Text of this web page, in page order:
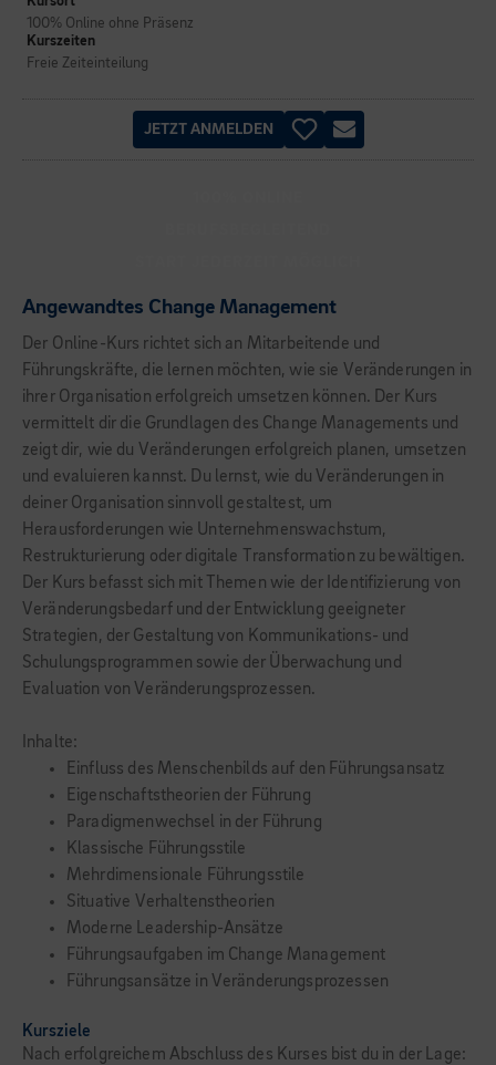
100% Online ohne Präsenz
Kurszeiten
Freie Zeiteinteilung
JETZT ANMELDEN
Angewandtes Change Management
Der Online-Kurs richtet sich an Mitarbeitende und
Führungskräfte, die lernen möchten, wie sie Veränderungen in
ihrer Organisation erfolgreich umsetzen können. Der Kurs
vermittelt dir die Grundlagen des Change Managements und
zeigt dir, wie du Veränderungen erfolgreich planen, umsetzen
und evaluieren kannst. Du lernst, wie du Veränderungen in
deiner Organisation sinnvoll gestaltest, um
Herausforderungen wie Unternehmenswachstum,
Restrukturierung oder digitale Transformation zu bewältigen.
Der Kurs befasst sich mit Themen wie der Identifizierung von
Veränderungsbedarf und der Entwicklung geeigneter
Strategien, der Gestaltung von Kommunikations- und
Schulungsprogrammen sowie der Überwachung und
Evaluation von Veränderungsprozessen.
Inhalte:
Einfluss des Menschenbilds auf den Führungsansatz
Eigenschaftstheorien der Führung
Paradigmenwechsel in der Führung
Klassische Führungsstile
Mehrdimensionale Führungsstile
Situative Verhaltenstheorien
Moderne Leadership-Ansätze
Führungsaufgaben im Change Management
Führungsansätze in Veränderungsprozessen
Kursziele
Nach erfolgreichem Abschluss des Kurses bist du in der Lage: